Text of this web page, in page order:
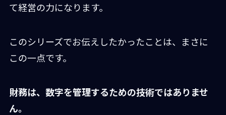
て経営の力になります。
このシリーズでお伝えしたかったことは、まさに
この一点です。
財務は、数字を管理するための技術ではありませ
ん。